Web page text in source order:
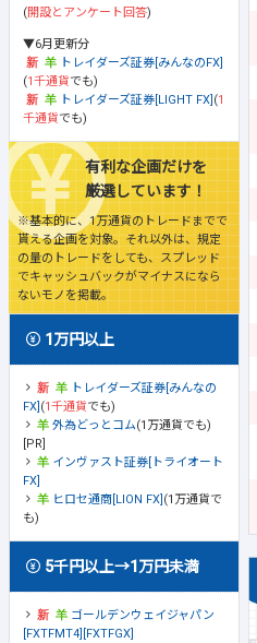
(開設とアンケート回答)
▼6月更新分
トレイダーズ証券[みんなのFX]
(1千通貨でも)
トレイダーズ証券[LIGHT FX] (1
千通貨でも)
有利な企画だけを
厳選しています！
※基本的に、1万通貨のトレードまでで
貰える企画を対象。それ以外は、規定
の量のトレードをしても、スプレッド
でキャッシュバックがマイナスになら
ないモノを掲載。
1万円以上
トレイダーズ証券[みんなの
FX] (1千通貨でも)
外為どっとコム(1万通貨でも)
[PR]
インヴァスト証券[トライオート
FX]
ヒロセ通商[LION FX] (1万通貨で
も)
5千円以上→1万円未満
ゴールデンウェイジャパン
[FXTFMT4][FXTFGX]